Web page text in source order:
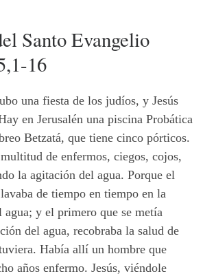
Santo Evangelio
16
una fiesta de los judíos, y Jesús
en Jerusalén una piscina Probática
Betzatá, que tiene cinco pórticos.
de enfermos, ciegos, cojos,
la agitación del agua. Porque el
de tiempo en tiempo en la
agua; y el primero que se metía
del agua, recobraba la salud de
Había allí un hombre que
años enfermo. Jesús, viéndole